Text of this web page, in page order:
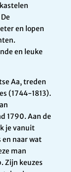
en lopen
en leuke
Aa, treden
(1744-1813).
1790. Aan de
je vanuit
en naar wat
man
Zijn keuzes